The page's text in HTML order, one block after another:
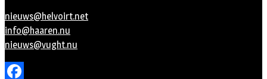
nieuws@helvoirt.net
info@haaren.nu
nieuws@vught.nu